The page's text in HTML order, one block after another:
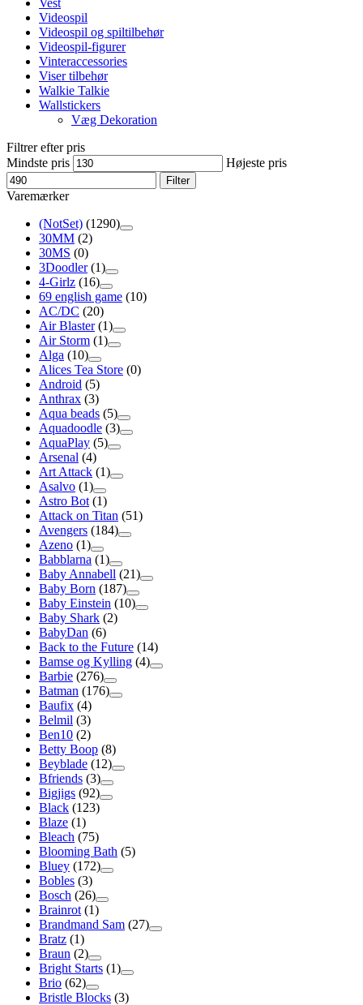
Videospil
Videospil og spiltilbehør
Videospil-figurer
Vinteraccessories
Viser tilbehør
Walkie Talkie
Wallstickers
Væg Dekoration
Filtrer efter pris
Mindste pris
Højeste pris
Filter
Varemærker
(NotSet) (1290)
30MM (2)
30MS (0)
3Doodler (1)
4-Girlz (16)
69 english game (10)
AC/DC (20)
Air Blaster (1)
Air Storm (1)
Alga (10)
Alices Tea Store (0)
Android (5)
Anthrax (3)
Aqua beads (5)
Aquadoodle (3)
AquaPlay (5)
Arsenal (4)
Art Attack (1)
Asalvo (1)
Astro Bot (1)
Attack on Titan (51)
Avengers (184)
Azeno (1)
Babblarna (1)
Baby Annabell (21)
Baby Born (187)
Baby Einstein (10)
Baby Shark (2)
BabyDan (6)
Back to the Future (14)
Bamse og Kylling (4)
Barbie (276)
Batman (176)
Baufix (4)
Belmil (3)
Ben10 (2)
Betty Boop (8)
Beyblade (12)
Bfriends (3)
Bigjigs (92)
Black (123)
Blaze (1)
Bleach (75)
Blooming Bath (5)
Bluey (172)
Bobles (3)
Bosch (26)
Brainrot (1)
Brandmand Sam (27)
Bratz (1)
Braun (2)
Bright Starts (1)
Brio (62)
Bristle Blocks (3)